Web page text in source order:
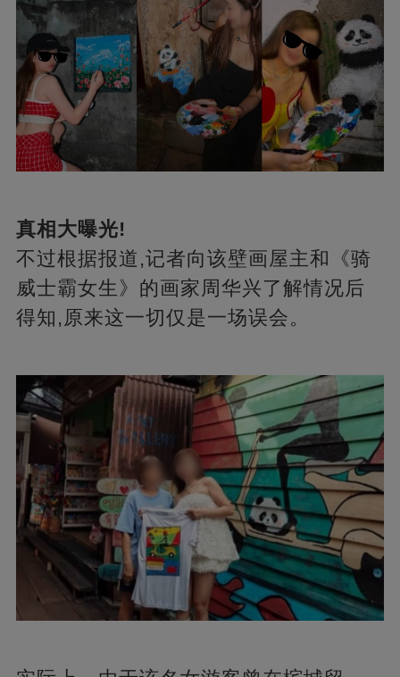
真相大曝光!
不过根据报道,记者向该壁画屋主和《骑
威士霸女生》的画家周华兴了解情况后
得知,原来这一切仅是一场误会。